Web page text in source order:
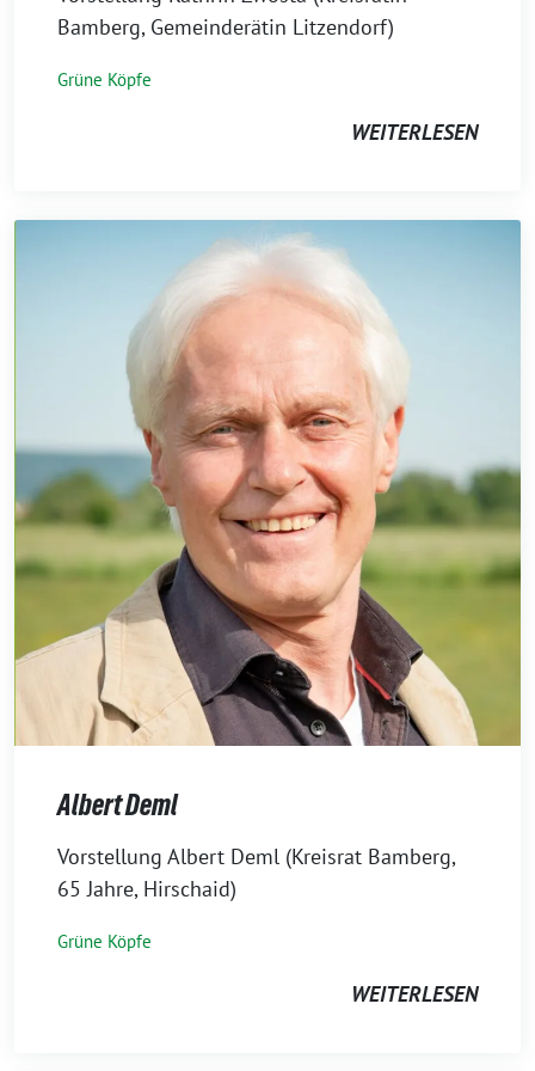
November
Bamberg, Gemeinderätin Litzendorf)
Grüne Köpfe
WEITERLESEN
Albert Deml
7.
November
Vorstellung Albert Deml (Kreisrat Bamberg,
65 Jahre, Hirschaid)
Grüne Köpfe
WEITERLESEN